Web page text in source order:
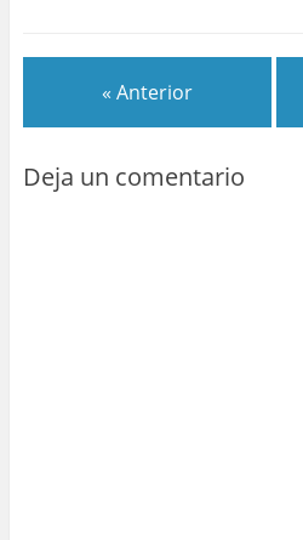
« Anterior
Deja un comentario